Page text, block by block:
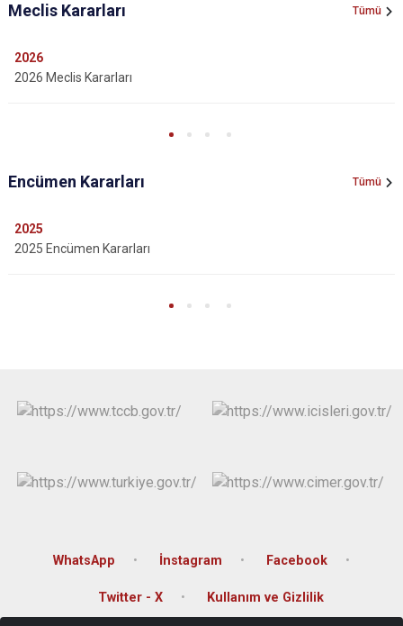
Meclis Kararları Tümü
2026
2026 Meclis Kararları
Encümen Kararları Tümü
2025
2025 Encümen Kararları
WhatsApp İnstagram Facebook
Twitter - X Kullanım ve Gizlilik